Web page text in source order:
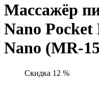
Массажёр
Nano Pocket
Nano (MR-
Скидка 12 %